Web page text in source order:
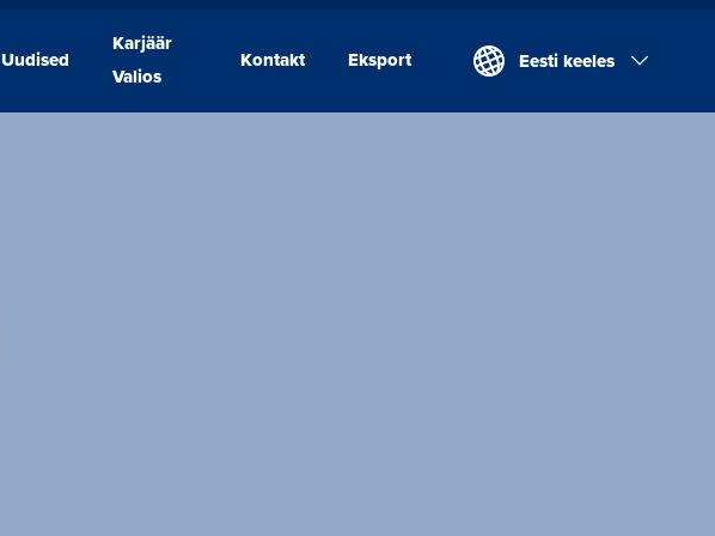
Uudised
Karjäär
Valios
Kontakt Eksport Eesti keeles
Uudised
Karjäär
Valios
Kontakt
Valio Eesti AS
Eksport